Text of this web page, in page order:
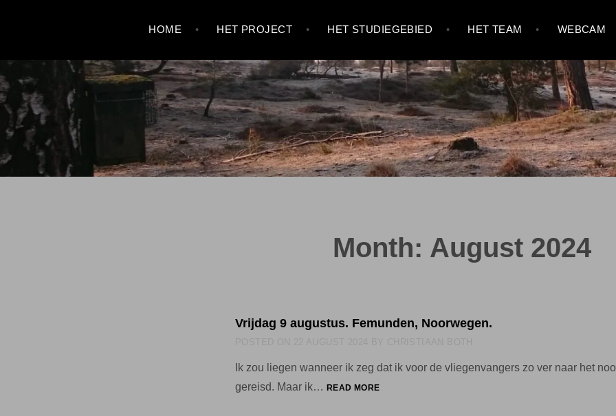
content
HOME HET PROJECT HET STUDIEGEBIED HET TEAM WEBCAM
Month: August 2024
Vrijdag 9 augustus. Femunden, Noorwegen.
Ik zou liegen wanneer ik zeg dat ik voor de vliegenvangers zo ver naar het
gereisd. Maar ik… READ MOREVRIJDAG